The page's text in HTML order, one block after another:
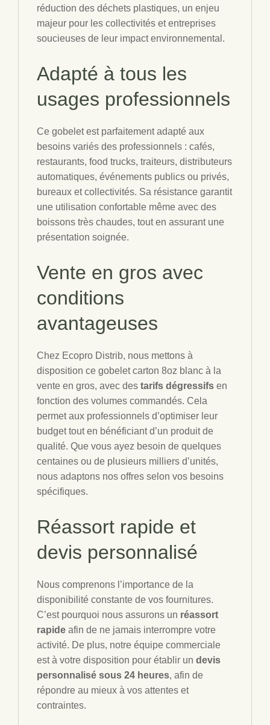
réduction des déchets plastiques, un enjeu
majeur pour les collectivités et entreprises
soucieuses de leur impact environnemental.
Adapté à tous les
usages professionnels
Ce gobelet est parfaitement adapté aux
besoins variés des professionnels : cafés,
restaurants, food trucks, traiteurs, distributeurs
automatiques, événements publics ou privés,
bureaux et collectivités. Sa résistance garantit
une utilisation confortable même avec des
boissons très chaudes, tout en assurant une
présentation soignée.
Vente en gros avec
conditions
avantageuses
Chez Ecopro Distrib, nous mettons à
disposition ce gobelet carton 8oz blanc à la
vente en gros, avec des tarifs dégressifs en
fonction des volumes commandés. Cela
permet aux professionnels d’optimiser leur
budget tout en bénéficiant d’un produit de
qualité. Que vous ayez besoin de quelques
centaines ou de plusieurs milliers d’unités,
nous adaptons nos offres selon vos besoins
spécifiques.
Réassort rapide et
devis personnalisé
Nous comprenons l’importance de la
disponibilité constante de vos fournitures.
C’est pourquoi nous assurons un réassort
rapide afin de ne jamais interrompre votre
activité. De plus, notre équipe commerciale
est à votre disposition pour établir un devis
personnalisé sous 24 heures, afin de
répondre au mieux à vos attentes et
contraintes.